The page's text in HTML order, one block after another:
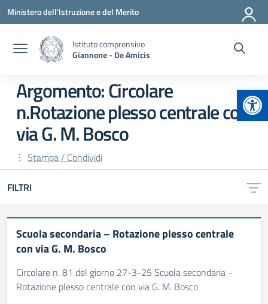
Vai ai contenuti
Vai al menu di navigazione
Vai al footer
Ministero dell'Istruzione e del Merito
Istituto comprensivo
Giannone - De Amicis
Argomento: Circolare
n.Rotazione plesso centrale con
via G. M. Bosco
Stampa / Condividi
FILTRI
Scuola secondaria – Rotazione plesso centrale
con via G. M. Bosco
Circolare n. 81 del giorno 27-3-25 Scuola secondaria -
Rotazione plesso centrale con via G. M. Bosco